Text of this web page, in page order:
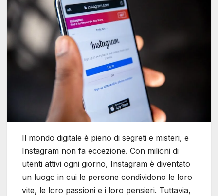
Il mondo digitale è pieno di segreti e misteri, e
Instagram non fa eccezione. Con milioni di
utenti attivi ogni giorno, Instagram è diventato
un luogo in cui le persone condividono le loro
vite, le loro passioni e i loro pensieri. Tuttavia,